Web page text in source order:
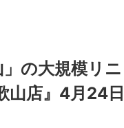
」の大規模リ
山店』4月24